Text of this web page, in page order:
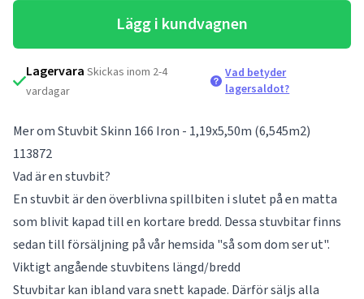
Lägg i kundvagnen
Lagervara Skickas inom 2-4
vardagar
Vad betyder
lagersaldot?
Mer om Stuvbit Skinn 166 Iron - 1,19x5,50m (6,545m2)
113872
Vad är en stuvbit?
En stuvbit är den överblivna spillbiten i slutet på en matta
som blivit kapad till en kortare bredd. Dessa stuvbitar finns
sedan till försäljning på vår hemsida "så som dom ser ut".
Viktigt angående stuvbitens längd/bredd
Stuvbitar kan ibland vara snett kapade. Därför säljs alla